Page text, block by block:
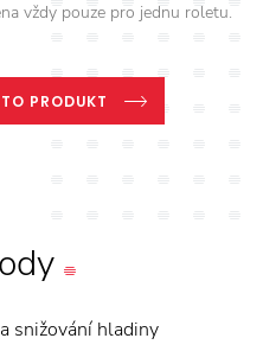
vždy pouze pro jednu roletu.
PRODUKT
snižování hladiny